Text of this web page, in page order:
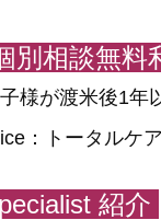
別相談無料
様が渡米後1年
：トータル
紹介